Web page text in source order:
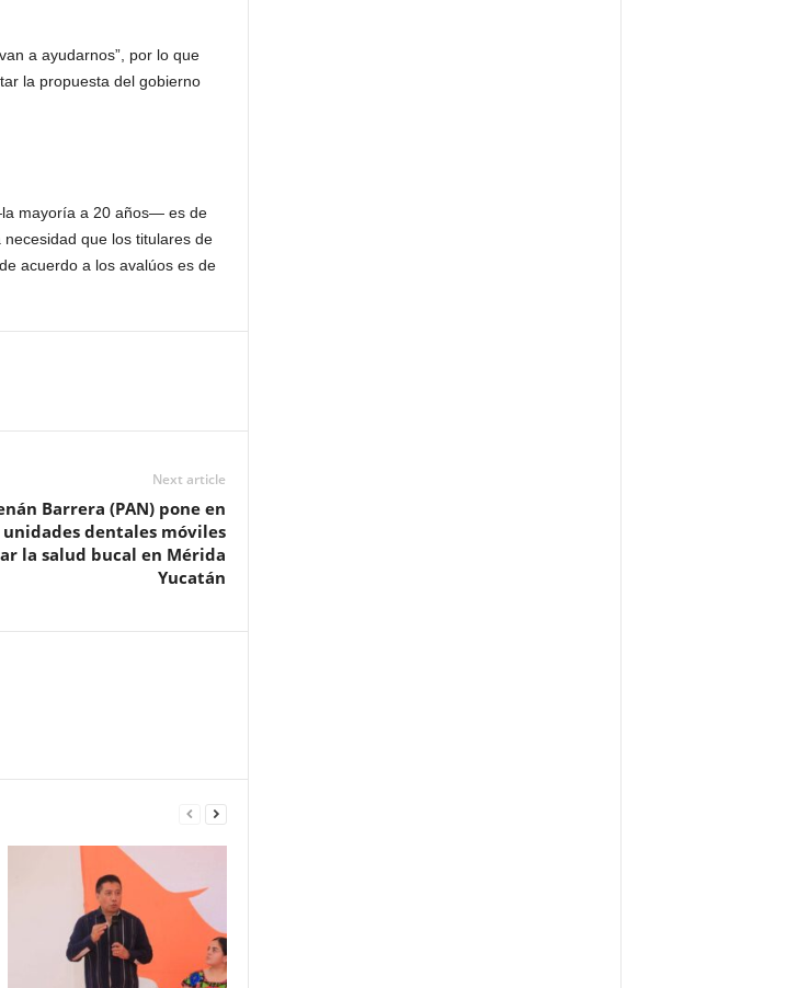
a ayudarnos”, por lo que
la propuesta del gobierno
mayoría a 20 años— es de
que los titulares de
acuerdo a los avalúos es de
Next article
Barrera (PAN) pone en
dentales móviles
la salud bucal en Mérida
Yucatán